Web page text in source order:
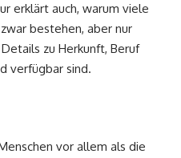
erklärt auch, warum viele
bestehen, aber nur
zu Herkunft, Beruf
verfügbar sind.
vor allem als die